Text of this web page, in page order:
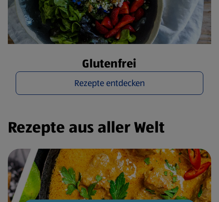
Glutenfrei
Rezepte entdecken
Rezepte aus aller Welt